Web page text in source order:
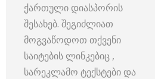
ქართული დიასპორის
შესახებ. შეგიძლიათ
მოგვაწოდოთ თქვენი
საიტების ლინკებიც ,
სარეკლამო ტექსტები და